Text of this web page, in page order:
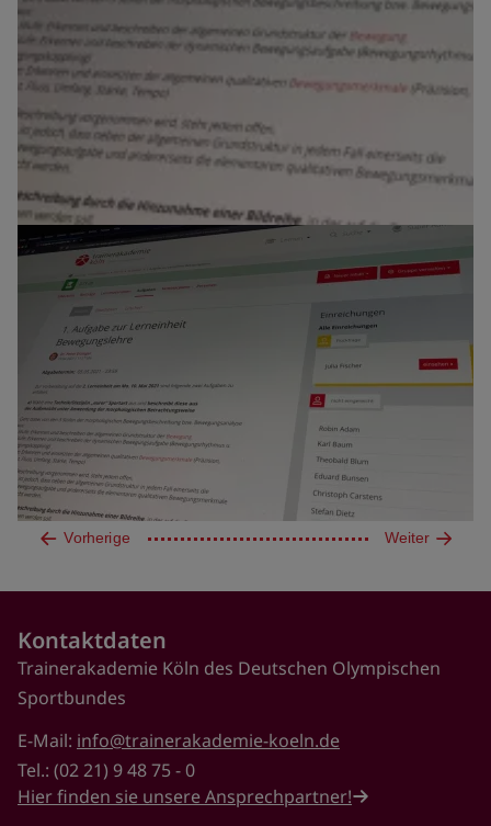
Vorherige Weiter
Kontaktdaten
Trainerakademie Köln des Deutschen Olympischen
Sportbundes
E-Mail: info@trainerakademie-koeln.de
Tel.: (02 21) 9 48 75 - 0
Hier finden sie unsere Ansprechpartner!